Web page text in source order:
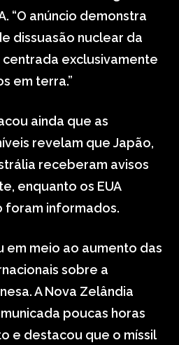
“O anúncio demonstra
dissuasão nuclear da
centrada exclusivamente
em terra.”
ainda que as
revelam que Japão,
receberam avisos
enquanto os EUA
foram informados.
meio ao aumento das
sobre a
A Nova Zelândia
poucas horas
e destacou que o míssil